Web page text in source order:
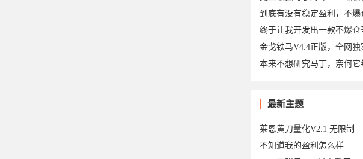
87于 2023-11- 2023-10-
2023-10-
到底有没有稳定盈利，不爆
终于让我开发出一款不爆
金戈铁马V4.4正版，全网独
本来不想研究马丁，奈何
最新主题
莱恩黄刀量化V2.1 无限制
不知道我的盈利怎么样